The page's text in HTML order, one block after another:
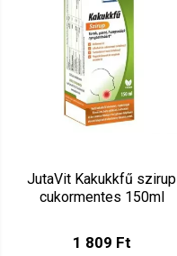
JutaVit Kakukkfű szirup
cukormentes 150ml
1 809 Ft